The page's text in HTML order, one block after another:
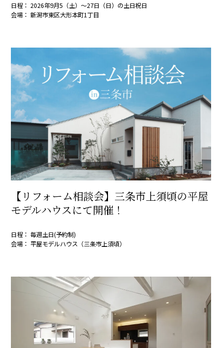
日程： 2026年9月5（土）～27日（日）の土日祝日
会場： 新潟市東区大形本町1丁目
【リフォーム相談会】三条市上須頃の平屋
モデルハウスにて開催！
日程： 毎週土日(予約制)
会場： 平屋モデルハウス（三条市上須頃）